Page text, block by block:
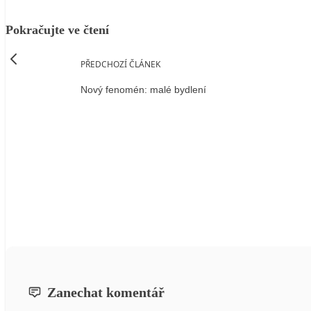
Pokračujte ve čtení
PŘEDCHOZÍ ČLÁNEK
Nový fenomén: malé bydlení
Zanechat komentář